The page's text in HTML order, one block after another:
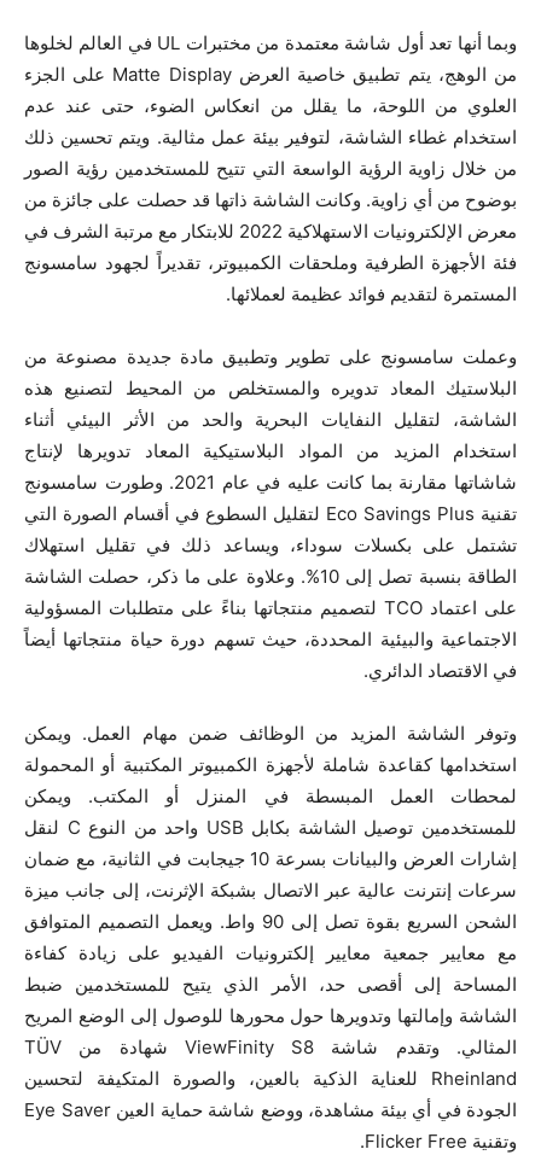
وبما أنها تعد أول شاشة معتمدة من مختبرات UL في العالم لخلوها
من الوهج، يتم تطبيق خاصية العرض Matte Display على الجزء
العلوي من اللوحة، ما يقلل من انعكاس الضوء، حتى عند عدم
استخدام غطاء الشاشة، لتوفير بيئة عمل مثالية. ويتم تحسين ذلك
من خلال زاوية الرؤية الواسعة التي تتيح للمستخدمين رؤية الصور
بوضوح من أي زاوية. وكانت الشاشة ذاتها قد حصلت على جائزة من
معرض الإلكترونيات الاستهلاكية 2022 للابتكار مع مرتبة الشرف في
فئة الأجهزة الطرفية وملحقات الكمبيوتر، تقديراً لجهود سامسونج
المستمرة لتقديم فوائد عظيمة لعملائها.
وعملت سامسونج على تطوير وتطبيق مادة جديدة مصنوعة من
البلاستيك المعاد تدويره والمستخلص من المحيط لتصنيع هذه
الشاشة، لتقليل النفايات البحرية والحد من الأثر البيئي أثناء
استخدام المزيد من المواد البلاستيكية المعاد تدويرها لإنتاج
شاشاتها مقارنة بما كانت عليه في عام 2021. وطورت سامسونج
تقنية Eco Savings Plus لتقليل السطوع في أقسام الصورة التي
تشتمل على بكسلات سوداء، ويساعد ذلك في تقليل استهلاك
الطاقة بنسبة تصل إلى 10%. وعلاوة على ما ذكر، حصلت الشاشة
على اعتماد TCO لتصميم منتجاتها بناءً على متطلبات المسؤولية
الاجتماعية والبيئية المحددة، حيث تسهم دورة حياة منتجاتها أيضاً
في الاقتصاد الدائري.
وتوفر الشاشة المزيد من الوظائف ضمن مهام العمل. ويمكن
استخدامها كقاعدة شاملة لأجهزة الكمبيوتر المكتبية أو المحمولة
لمحطات العمل المبسطة في المنزل أو المكتب. ويمكن
للمستخدمين توصيل الشاشة بكابل USB واحد من النوع C لنقل
إشارات العرض والبيانات بسرعة 10 جيجابت في الثانية، مع ضمان
سرعات إنترنت عالية عبر الاتصال بشبكة الإثرنت، إلى جانب ميزة
الشحن السريع بقوة تصل إلى 90 واط. ويعمل التصميم المتوافق
مع معايير جمعية معايير إلكترونيات الفيديو على زيادة كفاءة
المساحة إلى أقصى حد، الأمر الذي يتيح للمستخدمين ضبط
الشاشة وإمالتها وتدويرها حول محورها للوصول إلى الوضع المريح
المثالي. وتقدم شاشة ViewFinity S8 شهادة من TÜV
Rheinland للعناية الذكية بالعين، والصورة المتكيفة لتحسين
الجودة في أي بيئة مشاهدة، ووضع شاشة حماية العين Eye Saver
وتقنية Flicker Free.